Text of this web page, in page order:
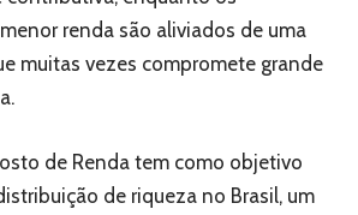
renda são aliviados de uma
muitas vezes compromete grande
de Renda tem como objetivo
de riqueza no Brasil, um